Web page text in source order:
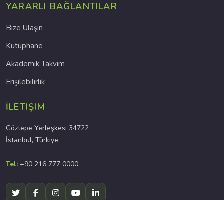
YARARLI BAĞLANTILAR
Bize Ulaşın
Kütüphane
Akademik Takvim
Erişilebilirlik
İLETIŞIM
Göztepe Yerleşkesi 34722
İstanbul, Türkiye
Tel: +90 216 777 0000